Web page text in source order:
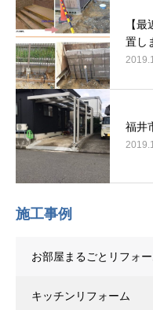
【
置し
福井
施工事例
お部屋まるごとリフォ
キッチンリフォーム